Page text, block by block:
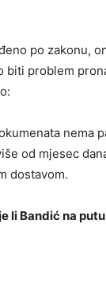
po zakonu,
biti problem
nema
od mjesec
dostavom.
li Bandić na